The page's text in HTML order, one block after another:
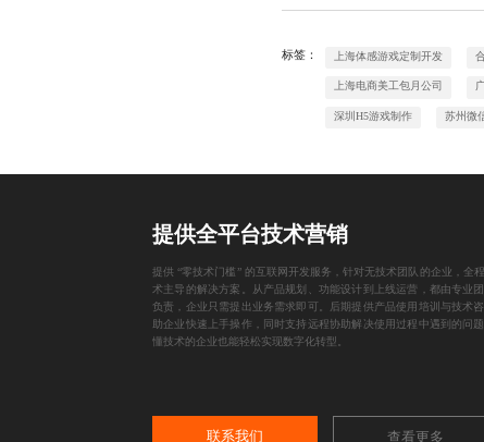
标签： 上海体感游戏定制开发
上海电商美工包月公司
深圳H5游戏制作 苏州微
提供全平台技术营销
提供 “零技术门槛” 的互联网开发服务，针对无技术团队的企业，全
术主导的解决方案。从产品规划、功能设计到上线运营，都由专业
负责，企业只需提出业务需求即可。后期提供产品使用培训与技术
助企业快速上手操作，同时支持远程协助解决使用过程中遇到的问
懂技术的企业也能轻松实现数字化转型。
联系我们 查看更多